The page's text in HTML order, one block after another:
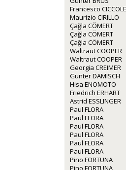
Francesco
Maurizio CIRILLO
Çağla CÖMERT
Çağla CÖMERT
Çağla CÖMERT
Waltraut COOPER
Waltraut COOPER
Georgia CREIMER
Gunter DAMISCH
Hisa ENOMOTO
Friedrich ERHART
Astrid ESSLINGER
Paul FLORA
Paul FLORA
Paul FLORA
Paul FLORA
Paul FLORA
Paul FLORA
Pino FORTUNA
Pino FORTUNA